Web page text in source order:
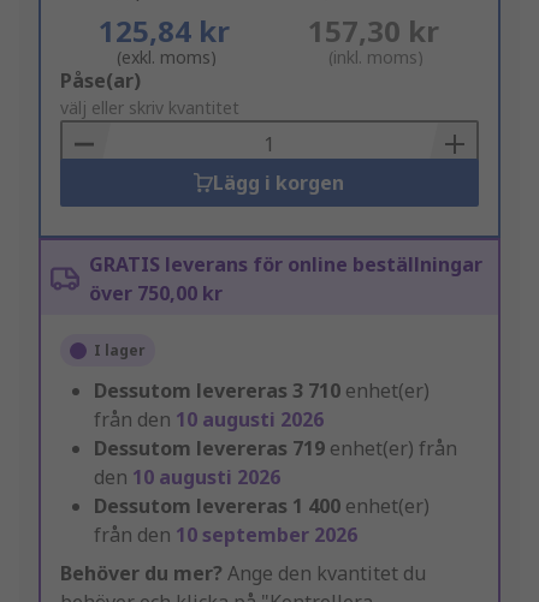
125,84 kr
(exkl. moms)
157,30 kr
(inkl. moms)
Add
to
Basket
Påse(ar)
välj eller skriv kvantitet
Lägg i korgen
GRATIS leverans för online beställningar
över 750,00 kr
I lager
Dessutom levereras 3 710 enhet(er)
från den 10 augusti 2026
Dessutom levereras 719 enhet(er) från
den 10 augusti 2026
Dessutom levereras 1 400 enhet(er)
från den 10 september 2026
Behöver du mer? Ange den kvantitet du